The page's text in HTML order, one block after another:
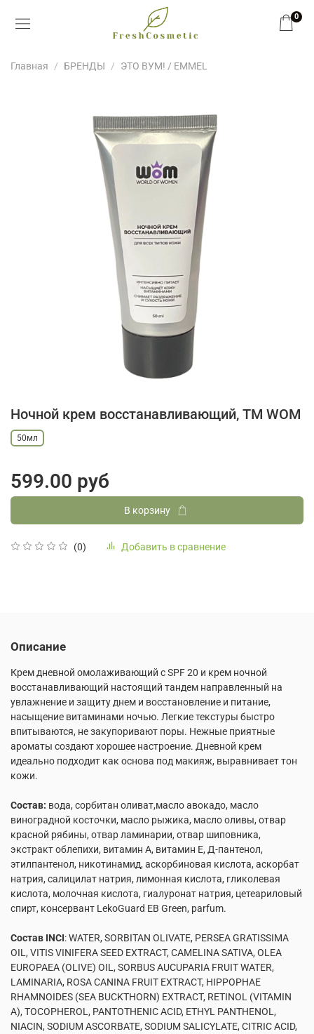
0
Главная БРЕНДЫ ЭТО ВУМ! / EMMEL
Ночной крем восстанавливающий, ТМ WOM
(0) Добавить в сравнение
50мл
599.00 руб
В корзину
Описание
Крем дневной омолаживающий с SPF 20 и крем ночной
восстанавливающий настоящий тандем направленный на
увлажнение и защиту днем и восстановление и питание,
насыщение витаминами ночью. Легкие текстуры быстро
впитываются, не закупоривают поры. Нежные приятные
ароматы создают хорошее настроение. Дневной крем
идеально подходит как основа под макияж, выравнивает тон
кожи.
Состав: вода, сорбитан оливат,масло авокадо, масло
виноградной косточки, масло рыжика, масло оливы, отвар
красной рябины, отвар ламинарии, отвар шиповника,
экстракт облепихи, витамин А, витамин Е, Д-пантенол,
этилпантенол, никотинамид, аскорбиновая кислота, аскорбат
натрия, салицилат натрия, лимонная кислота, гликолевая
кислота, молочная кислота, гиалуронат натрия, цетеариловый
спирт, консервант LekoGuard EB Green, parfum.
Состав INCI: WATER, SORBITAN OLIVATE, PERSEA GRATISSIMA
OIL, VITIS VINIFERA SEED EXTRACT, CAMELINA SATIVA, OLEA
EUROPAEA (OLIVE) OIL, SORBUS AUCUPARIA FRUIT WATER,
LAMINARIA, ROSA CANINA FRUIT EXTRACT, HIPPOPHAE
RHAMNOIDES (SEA BUCKTHORN) EXTRACT, RETINOL (VITAMIN
A), TOCOPHEROL, PANTOTHENIC ACID, ETHYL PANTHENOL,
NIACIN, SODIUM ASCORBATE, SODIUM SALICYLATE, CITRIC ACID,